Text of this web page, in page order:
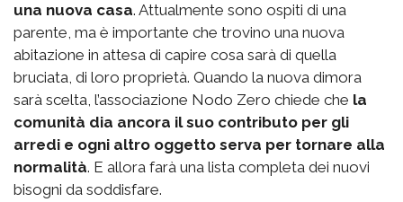
una nuova casa. Attualmente sono ospiti di una
parente, ma è importante che trovino una nuova
abitazione in attesa di capire cosa sarà di quella
bruciata, di loro proprietà. Quando la nuova dimora
sarà scelta, l’associazione Nodo Zero chiede che la
comunità dia ancora il suo contributo per gli
arredi e ogni altro oggetto serva per tornare alla
normalità. E allora farà una lista completa dei nuovi
bisogni da soddisfare.